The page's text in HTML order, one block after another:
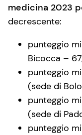
medicina 2023
decrescente:
punteggio
Bicocca –
punteggio
(sede di
punteggio
(sede di
punteggio